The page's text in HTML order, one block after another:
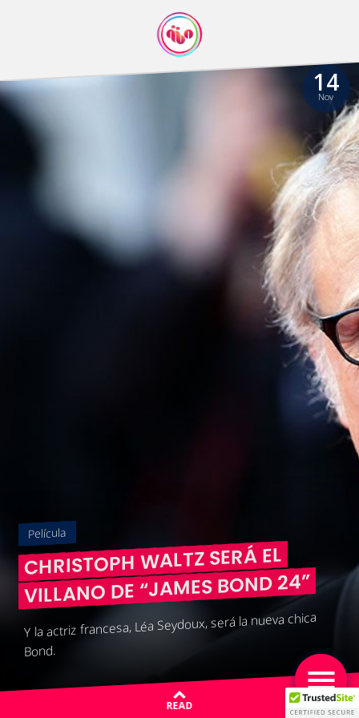
14
Nov
Película
CHRISTOPH WALTZ SERÁ EL
VILLANO DE “JAMES BOND 24”
Y la actriz francesa, Léa Seydoux, será la nueva chica
Bond.
READ